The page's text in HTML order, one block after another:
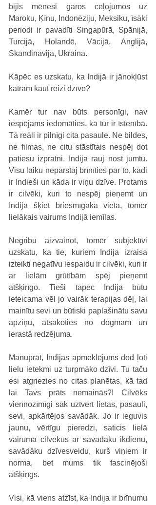
bijis mēnesi garos ceļojumos uz
Maroku, Ķīnu, Indonēziju, Meksiku, īsāki
periodi ir pavadīti Singapūrā, Spānijā,
Turcijā, Holandē, Vācijā, Anglijā,
Skandināvijā, Ukrainā.
Kāpēc es uzskatu, ka Indijā ir jānokļūst
katram kaut reizi dzīvē?
Kamēr tur nav būts personīgi, nav
iespējams iedomāties, kā tur ir īstenībā.
Tā reāli ir pilnīgi cita pasaule. Ne bildes,
ne filmas, ne citu stāstītais nespēj dot
patiesu izpratni. Indija rauj nost jumtu.
Visu laiku nepārstāj brīnīties par to, kādi
ir Indieši un kāda ir viņu dzīve. Protams
ir cilvēki, kuri to nespēj pieņemt un
Indija šķiet briesmīgākā vieta, tomēr
lielākais vairums Indijā iemīlas.
Negribu aizvainot, tomēr subjektīvi
uzskatu, ka tie, kuriem Indija izraisa
izteikti negatīvu iespaidu ir cilvēki, kuri ir
ar lielām grūtībām spēj pieņemt
atšķirīgo. Tieši tāpēc Indija būtu
ieteicama vēl jo vairāk terapijas dēļ, lai
mainītu sevi un būtiski paplašinātu savu
apziņu, atsakoties no dogmām un
ierastā redzējuma.
Manuprāt, Indijas apmeklējums dod ļoti
lielu ietekmi uz turpmāko dzīvi. Tu taču
esi atgriezies no citas planētas, kā tad
lai Tavs prāts nemainās?! Cilvēks
viennozīmīgi sāk uztvert lietas, pasauli,
sevi, apkārtējos savādāk. Jo ir ieguvis
jaunu, vērtīgu pieredzi, saticis lielā
vairumā cilvēkus ar savādāku ikdienu,
savādāku dzīvesveidu, kurš viņiem ir
norma, bet mums tik fascinējoši
atšķirīgs.
Visi, kā viens atzīst, ka Indija ir brīnumu